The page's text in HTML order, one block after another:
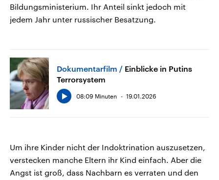
Bildungsministerium. Ihr Anteil sinkt jedoch mit
jedem Jahr unter russischer Besatzung.
Dokumentarfilm
Einblicke in Putins
Terrorsystem
08:09 Minuten 19.01.2026
Um ihre Kinder nicht der Indoktrination auszusetzen,
verstecken manche Eltern ihr Kind einfach. Aber die
Angst ist groß, dass Nachbarn es verraten und den